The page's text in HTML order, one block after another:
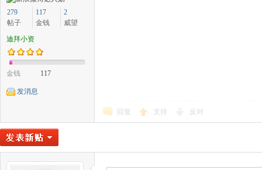
279
帖子
117
金钱
2
威望
迪拜小资
金钱 117
发消息
回复 支持 反对